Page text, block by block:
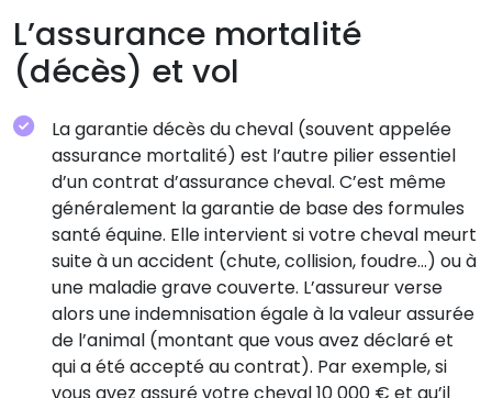
L’assurance mortalité
(décès) et vol
La garantie décès du cheval (souvent appelée
assurance mortalité) est l’autre pilier essentiel
d’un contrat d’assurance cheval. C’est même
généralement la garantie de base des formules
santé équine. Elle intervient si votre cheval meurt
suite à un accident (chute, collision, foudre…) ou à
une maladie grave couverte. L’assureur verse
alors une indemnisation égale à la valeur assurée
de l’animal (montant que vous avez déclaré et
qui a été accepté au contrat). Par exemple, si
vous avez assuré votre cheval 10 000 € et qu’il